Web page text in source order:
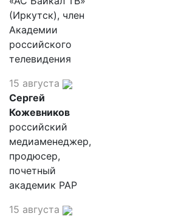
(Иркутск), член
Академии
российского
телевидения
15 августа
Сергей
Кожевников
российский
медиаменеджер,
продюсер,
почетный
академик РАР
15 августа